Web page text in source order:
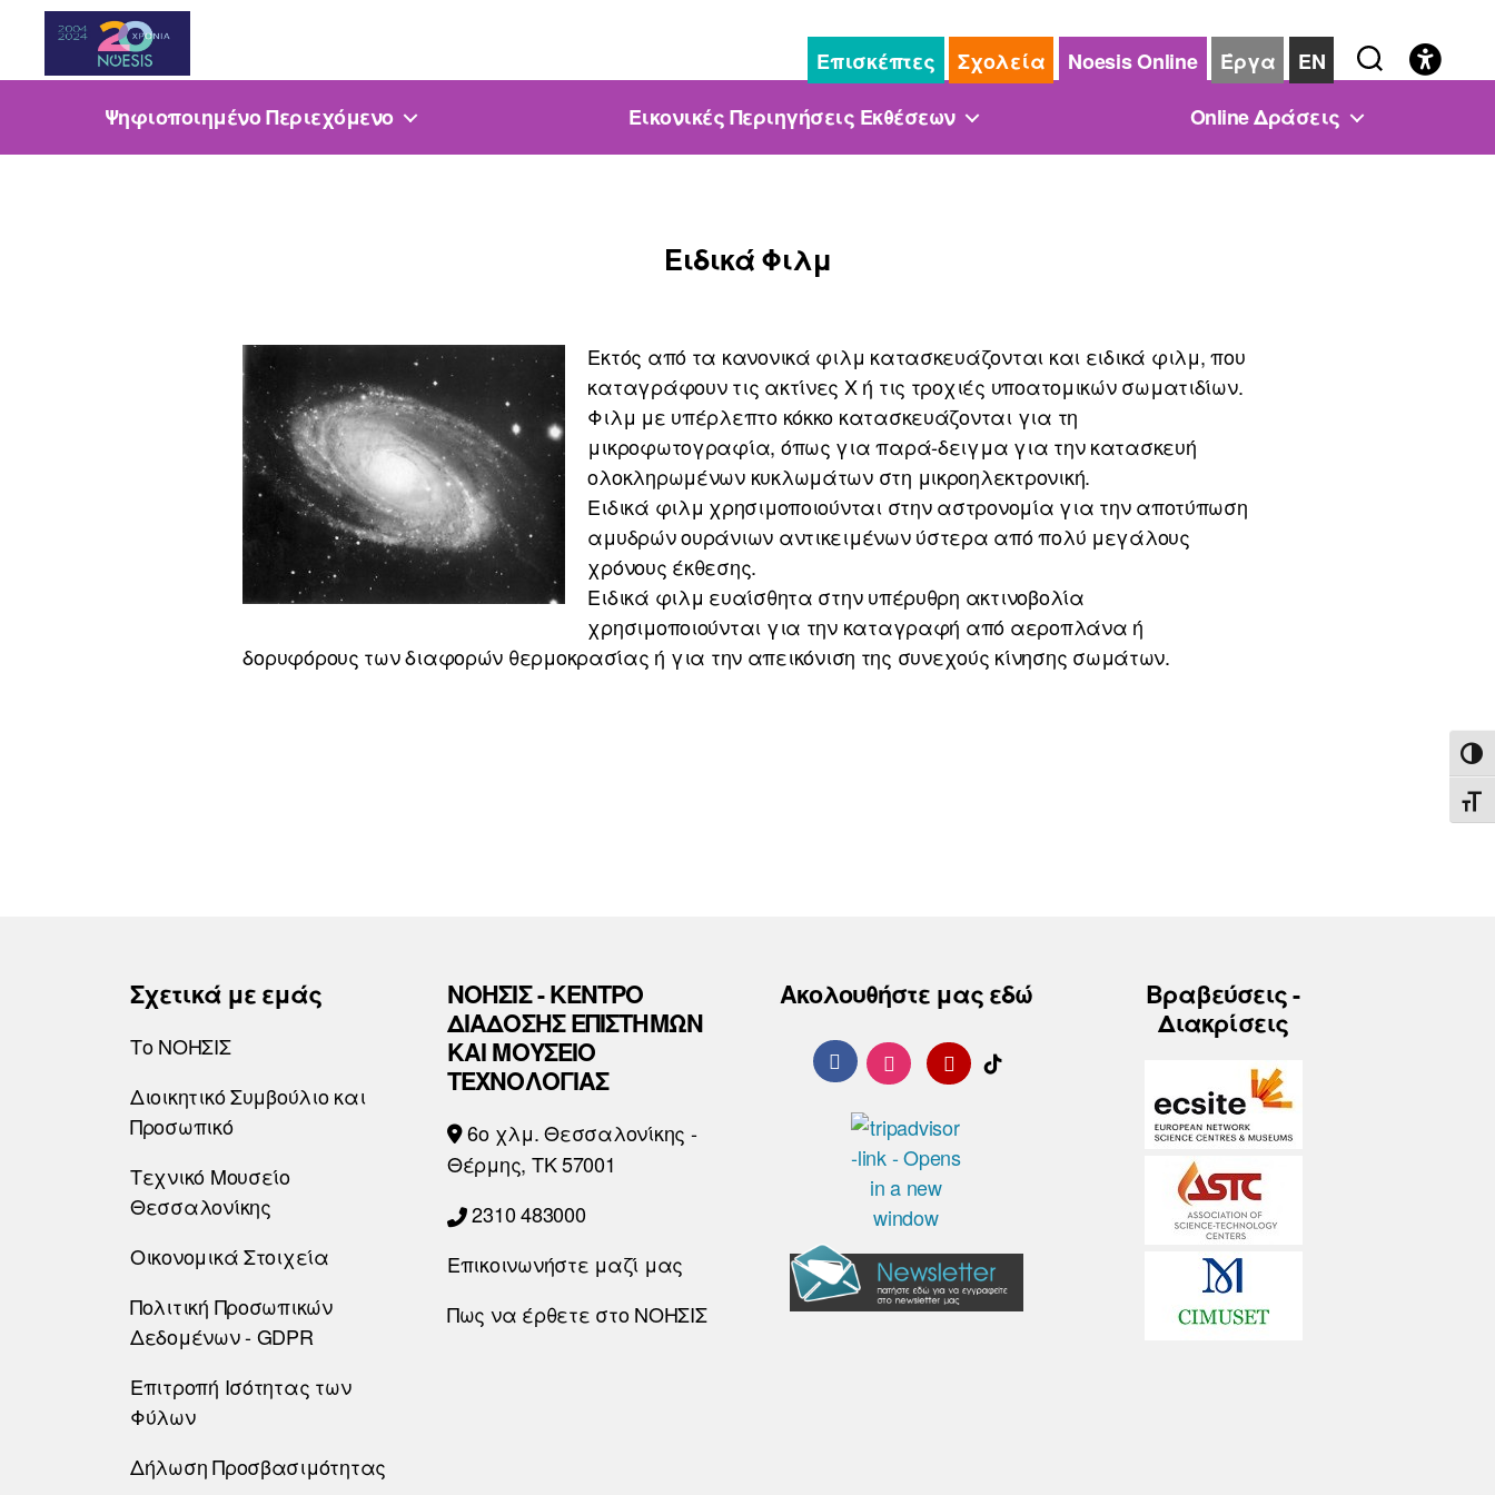
Noesis
Επισκέπτες Σχολεία Noesis Online Έργα
EN
Ψηφιοποιημένο Περιεχόμενο
Εικονικές Περιηγήσεις Εκθέσεων Online Δράσεις
Ειδικά Φιλμ
Εκτός από τα κανονικά φιλμ κατασκευάζονται και ειδικά φιλμ, που
καταγράφουν τις ακτίνες Χ ή τις τροχιές υποατομικών σωματιδίων.
Φιλμ με υπέρλεπτο κόκκο κατασκευάζονται για τη
μικροφωτογραφία, όπως για παρά-δειγμα για την κατασκευή
ολοκληρωμένων κυκλωμάτων στη μικροηλεκτρονική.
Ειδικά φιλμ χρησιμοποιούνται στην αστρονομία για την αποτύπωση
αμυδρών ουράνιων αντικειμένων ύστερα από πολύ μεγάλους
χρόνους έκθεσης.
Ειδικά φιλμ ευαίσθητα στην υπέρυθρη ακτινοβολία
χρησιμοποιούνται για την καταγραφή από αεροπλάνα ή
δορυφόρους των διαφορών θερμοκρασίας ή για την απεικόνιση της συνεχούς κίνησης σωμάτων.
Σχετικά με εμάς
Το ΝΟΗΣΙΣ
Διοικητικό Συμβούλιο και
Προσωπικό
Τεχνικό Μουσείο
Θεσσαλονίκης
Οικονομικά Στοιχεία
Πολιτική Προσωπικών
Δεδομένων - GDPR
Επιτροπή Ισότητας των
Φύλων
Δήλωση Προσβασιμότητας
ΝΟΗΣΙΣ - ΚΕΝΤΡΟ
ΔΙΑΔΟΣΗΣ ΕΠΙΣΤΗΜΩΝ
ΚΑΙ ΜΟΥΣΕΙΟ
ΤΕΧΝΟΛΟΓΙΑΣ
6o χλμ. Θεσσαλονίκης -
Θέρμης, ΤΚ 57001
2310 483000
Επικοινωνήστε μαζί μας
Πως να έρθετε στο ΝΟΗΣΙΣ
Ακολουθήστε μας εδώ
Βραβεύσεις -
Διακρίσεις